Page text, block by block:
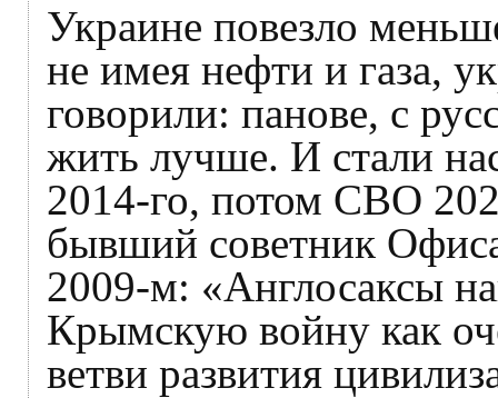
Украине повезло
не имея нефти и газа,
говорили: панове, с
жить лучше. И стали
2014-го, потом СВО
бывший советник
2009-м: «Англосаксы
Крымскую войну как
ветви развития